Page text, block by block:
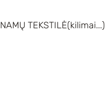
NAMŲ TEKSTILĖ(kilimai...)